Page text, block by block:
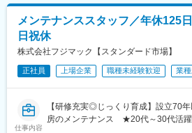
駅、杉田駅(神奈川県)、新高島駅、矢
駅、柚木駅(静岡鉄道線)、第一通り駅
重県)、中洲川端駅、近鉄富田駅、北
線)、大阪阿部野橋駅、花園駅(京都府
御陵前駅、舞子駅、高速長田駅、猪
園駅、中井駅、御徒町駅、青山一丁
門前駅、平沼橋駅、長沼駅(静岡県)、
京都)、渋谷駅、北千住駅、京王八王
西府駅、府中駅(東京都)、田無駅、ひ
井駅、馬車道駅、東戸塚駅、新杉田駅
駅、鴨居駅、センター南駅、渋沢駅、
駅、横浜駅、ナゴヤドーム前矢田駅、
園駅、上社駅、長久手古戦場駅、荒子
枝駅、東静岡駅、古庄駅、遠州病院
岡駅、三島広小路駅、日本平駅、片浜
メンテナンススタッフ／年休125
日祝休
株式会社フジマック【スタンダード市場】
正社員 上場企業 職種未経験歓迎 業
仕事内容
【研修充実◎じっくり育成】設立70
房のメンテナンス ★20代～30代活